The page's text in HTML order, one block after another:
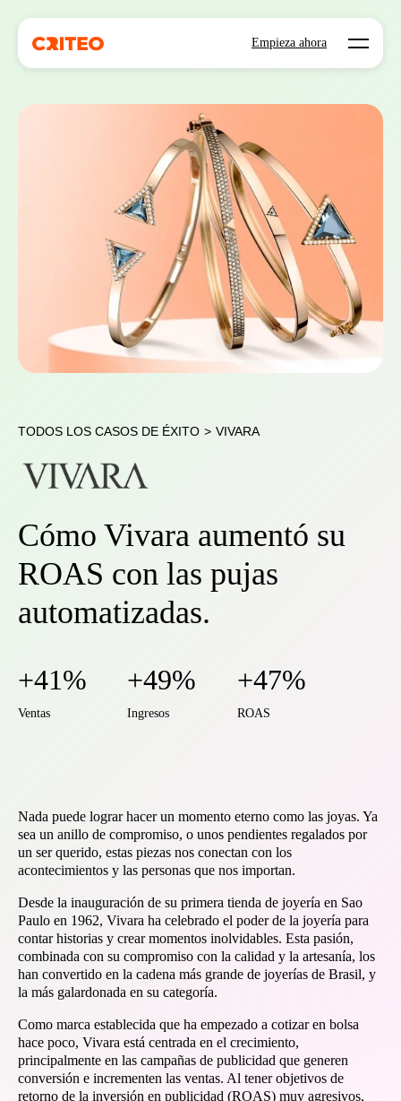
Empieza ahora Open
TODOS LOS CASOS DE ÉXITO > VIVARA
Cómo Vivara aumentó su
ROAS con las pujas
automatizadas.
+41%
Ventas
+49%
Ingresos
+47%
ROAS
Nada puede lograr hacer un momento eterno como las joyas. Ya
sea un anillo de compromiso, o unos pendientes regalados por
un ser querido, estas piezas nos conectan con los
acontecimientos y las personas que nos importan.
Desde la inauguración de su primera tienda de joyería en Sao
Paulo en 1962, Vivara ha celebrado el poder de la joyería para
contar historias y crear momentos inolvidables. Esta pasión,
combinada con su compromiso con la calidad y la artesanía, los
han convertido en la cadena más grande de joyerías de Brasil, y
la más galardonada en su categoría.
Como marca establecida que ha empezado a cotizar en bolsa
hace poco, Vivara está centrada en el crecimiento,
principalmente en las campañas de publicidad que generen
conversión e incrementen las ventas. Al tener objetivos de
retorno de la inversión en publicidad (ROAS) muy agresivos,